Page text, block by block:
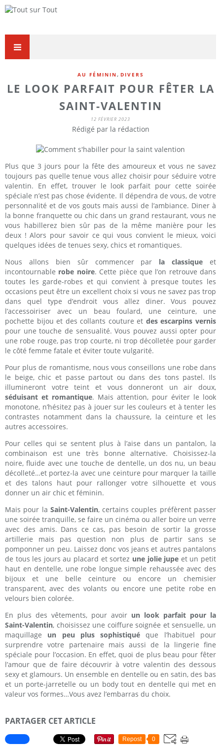
AU FÉMININ, DIVERS
LE LOOK PARFAIT POUR FÊTER LA
SAINT-VALENTIN
12 FÉVRIER 2023
Rédigé par la rédaction
Plus que 3 jours pour la fête des amoureux et vous ne savez
toujours pas quelle tenue vous allez choisir pour séduire votre
valentin. En effet, trouver le look parfait pour cette soirée
spéciale n’est pas chose évidente. Il dépendra de vous, de votre
personnalité et de vos gouts mais aussi de l’ambiance. Diner à
la bonne franquette ou chic dans un grand restaurant, vous ne
vous habillerez bien sûr pas de la même manière pour les
deux ! Alors pour savoir ce qui vous convient le mieux, voici
quelques idées de tenues sexy, chics et romantiques.
Nous allons bien sûr commencer par la classique et
incontournable robe noire. Cette pièce que l’on retrouve dans
toutes les garde-robes et qui convient à presque toutes les
occasions peut être un excellent choix si vous ne savez pas trop
dans quel type d’endroit vous allez diner. Vous pouvez
l’accessoiriser avec un beau foulard, une ceinture, une
pochette bijou et des collants couture et des escarpins vernis
pour une touche de sensualité. Vous pouvez aussi opter pour
une robe rouge, pas trop courte, ni trop décolletée pour garder
le côté femme fatale et éviter toute vulgarité.
Pour plus de romantisme, nous vous conseillons une robe dans
le beige, chic et passe partout ou dans des tons pastel. Ils
illumineront votre teint et vous donneront un air doux,
séduisant et romantique. Mais attention, pour éviter le look
monotone, n’hésitez pas à jouer sur les couleurs et à tenter les
contrastes notamment dans la chaussure, la ceinture et les
autres accessoires.
Pour celles qui se sentent plus à l’aise dans un pantalon, la
combinaison est une très bonne alternative. Choisissez-la
noire, fluide avec une touche de dentelle, un dos nu, un beau
décolleté…et portez-la avec une ceinture pour marquer la taille
et des talons haut pour rallonger votre silhouette et vous
donner un air chic et féminin.
Mais pour la Saint-Valentin, certains couples préfèrent passer
une soirée tranquille, se faire un cinéma ou aller boire un verre
avec des amis. Dans ce cas, pas besoin de sortir la grosse
artillerie mais pas question non plus de partir sans se
pomponner un peu. Laissez donc vos jeans et autres pantalons
de tous les jours au placard et sortez une jolie jupe et un petit
haut en dentelle, une robe longue simple rehaussée avec des
bijoux et une belle ceinture ou encore un chemisier
transparent, avec des volants ou encore une petite robe en
velours bien colorée.
En plus des vêtements, pour avoir un look parfait pour la
Saint-Valentin, choisissez une coiffure soignée et sensuelle, un
maquillage un peu plus sophistiqué que l’habituel pour
surprendre votre partenaire mais aussi de la lingerie fine
spéciale pour l’occasion. En effet, quoi de plus beau pour fêter
l’amour que de faire découvrir à votre valentin des dessous
sexy et glamours. Un ensemble en dentelle ou en satin, des bas
et un porte-jarretelle ou un body tout en dentelle qui met en
valeur vos formes…Vous avez l’embarras du choix.
PARTAGER CET ARTICLE
Repost 0